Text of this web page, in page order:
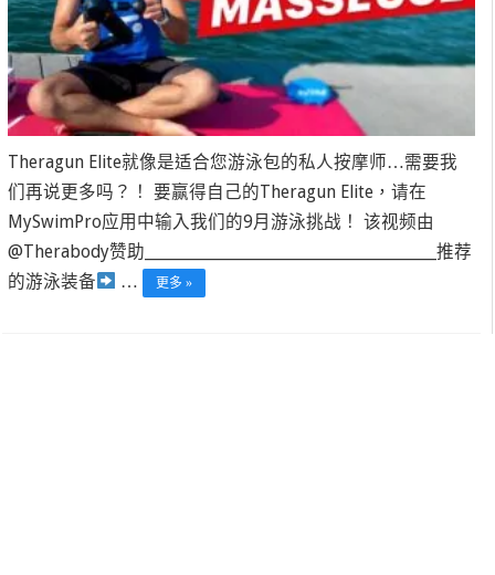
Theragun Elite就像是适合您游泳包的私人按摩师…需要我
们再说更多吗？！ 要赢得自己的Theragun Elite，请在
MySwimPro应用中输入我们的9月游泳挑战！ 该视频由
@Therabody赞助____________________________________________推荐
的游泳装备
… 更多 »